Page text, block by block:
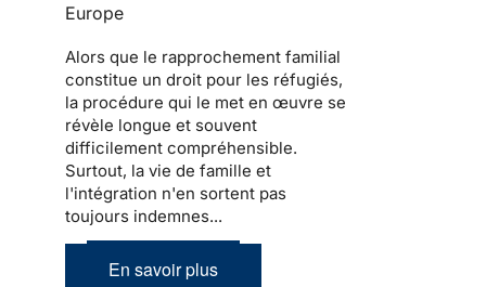
Europe
Alors que le rapprochement familial
constitue un droit pour les réfugiés,
la procédure qui le met en œuvre se
révèle longue et souvent
difficilement compréhensible.
Surtout, la vie de famille et
l'intégration n'en sortent pas
toujours indemnes...
En savoir plus